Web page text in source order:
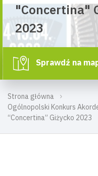
Strona główna
Ogólnopolski Konkurs
“Concertina” Giżycko 2023
"Concertina"
2023
Sprawdź na